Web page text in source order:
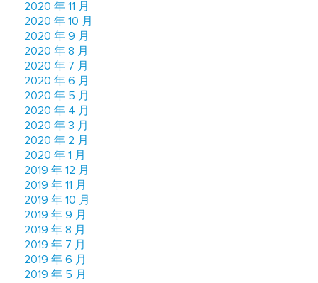
2020 年 11 月
2020 年 10 月
2020 年 9 月
2020 年 8 月
2020 年 7 月
2020 年 6 月
2020 年 5 月
2020 年 4 月
2020 年 3 月
2020 年 2 月
2020 年 1 月
2019 年 12 月
2019 年 11 月
2019 年 10 月
2019 年 9 月
2019 年 8 月
2019 年 7 月
2019 年 6 月
2019 年 5 月